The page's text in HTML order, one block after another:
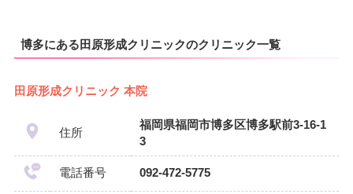
博多にある田原形成クリニックのクリニック一覧
田原形成クリニック 本院
住所
福岡県福岡市博多区博多駅前3-16-1
3
電話番号 092-472-5775